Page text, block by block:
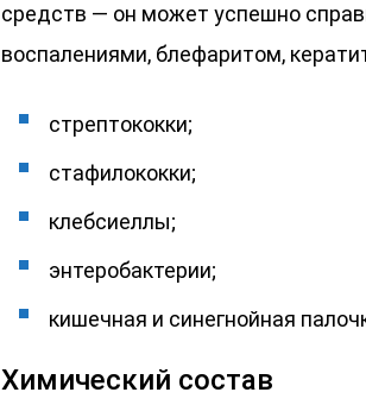
средств — он может успешно
воспалениями, блефаритом,
стрептококки;
стафилококки;
клебсиеллы;
энтеробактерии;
кишечная и синегнойная
Химический состав